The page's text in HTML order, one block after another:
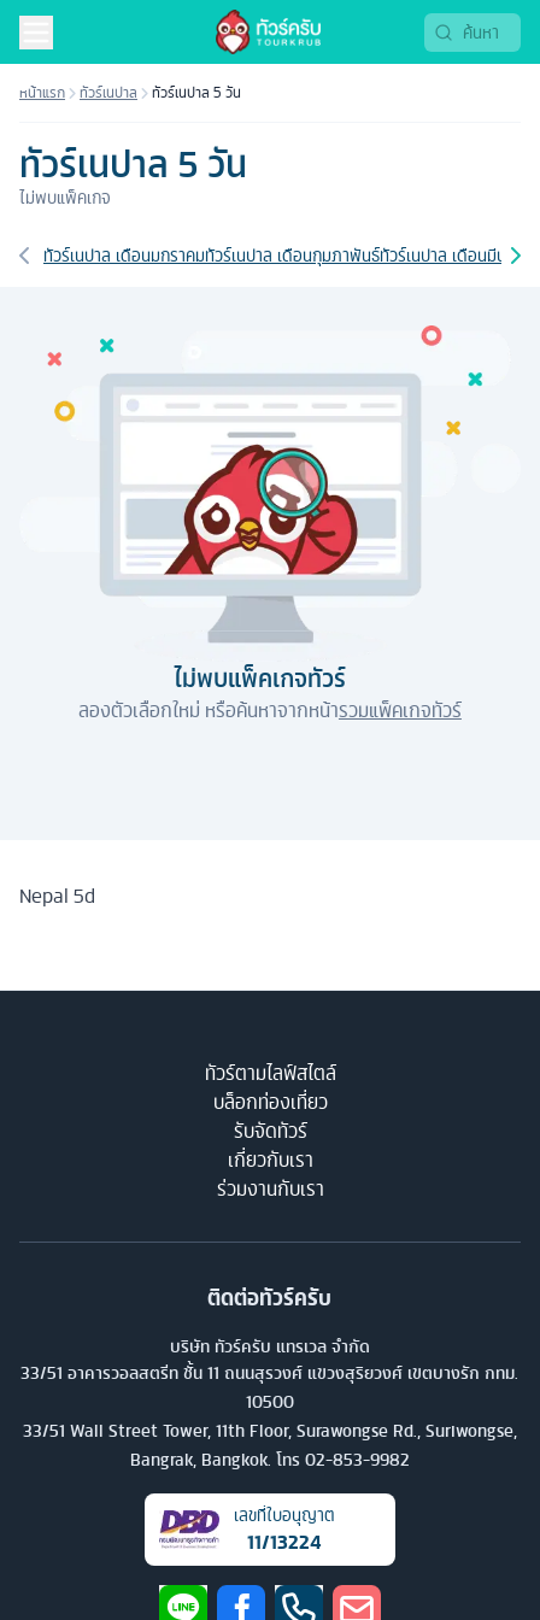
หน้าแรก ทัวร์เนปาล ทัวร์เนปาล 5 วัน
ทัวร์เนปาล 5 วัน
ไม่พบแพ็คเกจ
เส้นทางที่เกี่ยวข้อง
ทัวร์เนปาล เดือนมกราคมทัวร์เนปาล เดือนกุมภาพันธ์ทัวร์เนปาล เดือนมีนาคม
ไม่พบแพ็คเกจทัวร์
ลองตัวเลือกใหม่ หรือค้นหาจากหน้ารวมแพ็คเกจทัวร์
Nepal 5d
ทัวร์ตามไลฟ์สไตล์
บล็อกท่องเที่ยว
รับจัดทัวร์
เกี่ยวกับเรา
ร่วมงานกับเรา
ติดต่อทัวร์ครับ
บริษัท ทัวร์ครับ แทรเวล จำกัด
33/51 อาคารวอลสตรีท ชั้น 11 ถนนสุรวงศ์ แขวงสุริยวงศ์ เขตบางรัก กทม.
10500
33/51 Wall Street Tower, 11th Floor, Surawongse Rd., Suriwongse,
Bangrak, Bangkok. โทร 02-853-9982
เลขที่ใบอนุญาต
11/13224